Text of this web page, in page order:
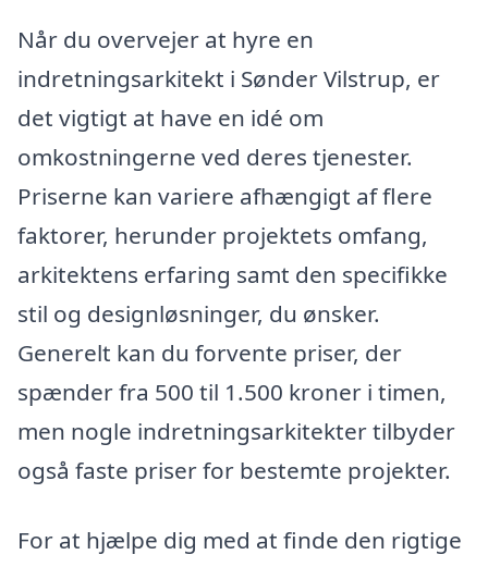
Når du overvejer at hyre en
indretningsarkitekt i Sønder Vilstrup, er
det vigtigt at have en idé om
omkostningerne ved deres tjenester.
Priserne kan variere afhængigt af flere
faktorer, herunder projektets omfang,
arkitektens erfaring samt den specifikke
stil og designløsninger, du ønsker.
Generelt kan du forvente priser, der
spænder fra 500 til 1.500 kroner i timen,
men nogle indretningsarkitekter tilbyder
også faste priser for bestemte projekter.
For at hjælpe dig med at finde den rigtige